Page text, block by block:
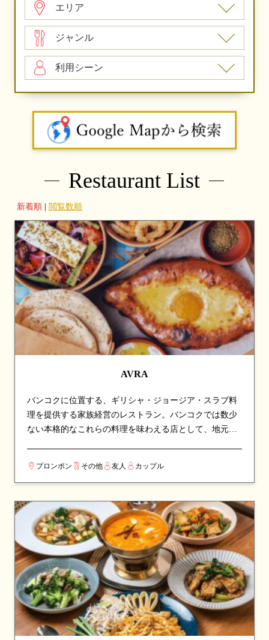
Restaurant List
新着順 閲覧数順
AVRA
バンコクに位置する、ギリシャ・ジョージア・スラブ料
理を提供する家族経営のレストラン。バンコクでは数少
ない本格的なこれらの料理を味わえる店として、地元客
てきたレシピを再現した一皿が魅力。化学調味料や添加
物を一切使わず、厳選した素材を100%スクラッチ（手作
り）で仕上げる伝統製法にこだわる。メニューは季節ご
とに入れ替わり、定番料理に加え新しい味との出会いも
楽しめる。4000年の歴史を持つギリシャ料理、シルクロ
ードの影響を受けたジョージア料理、東欧の滋味あふれ
るスラブ料理が一度に味わえる、家族のような温かいも
てなしが魅力の一軒。
プロンポン その他 友人 カップル